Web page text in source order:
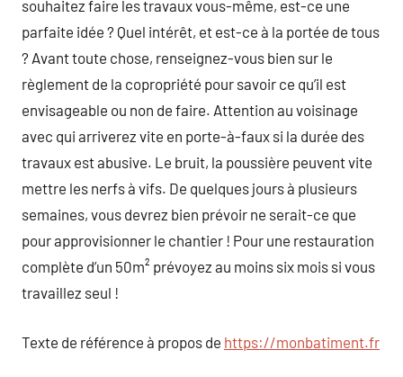
souhaitez faire les travaux vous-même, est-ce une
parfaite idée ? Quel intérêt, et est-ce à la portée de tous
? Avant toute chose, renseignez-vous bien sur le
règlement de la copropriété pour savoir ce qu’il est
envisageable ou non de faire. Attention au voisinage
avec qui arriverez vite en porte-à-faux si la durée des
travaux est abusive. Le bruit, la poussière peuvent vite
mettre les nerfs à vifs. De quelques jours à plusieurs
semaines, vous devrez bien prévoir ne serait-ce que
pour approvisionner le chantier ! Pour une restauration
complète d’un 50m² prévoyez au moins six mois si vous
travaillez seul !
Texte de référence à propos de https://monbatiment.fr